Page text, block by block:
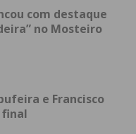
da época
com destaque
no Mosteiro
e Francisco
final